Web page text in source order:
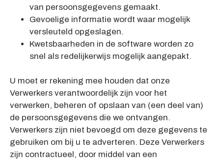
van persoonsgegevens gemaakt.
Gevoelige informatie wordt waar mogelijk
versleuteld opgeslagen.
Kwetsbaarheden in de software worden zo
snel als redelijkerwijs mogelijk aangepakt.
U moet er rekening mee houden dat onze
Verwerkers verantwoordelijk zijn voor het
verwerken, beheren of opslaan van (een deel van)
de persoonsgegevens die we ontvangen.
Verwerkers zijn niet bevoegd om deze gegevens te
gebruiken om bij u te adverteren. Deze Verwerkers
zijn contractueel, door middel van een